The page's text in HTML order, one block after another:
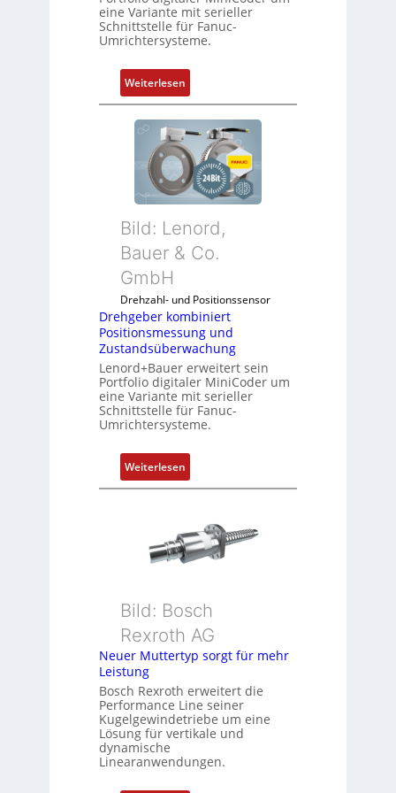
eine Variante mit serieller
Schnittstelle für Fanuc-
Umrichtersysteme.
Weiterlesen:
D
r
e
h
g
e
e
m
b
i
i
e
r
P
o
s
i
o
m
s
u
n
g
n
d
Bild: Lenord,
Bauer & Co.
GmbH
Drehzahl- und Positionssensor
Drehgeber kombiniert
Positionsmessung und
Zustandsüberwachung
Lenord+Bauer erweitert sein
Portfolio digitaler MiniCoder um
eine Variante mit serieller
Schnittstelle für Fanuc-
Umrichtersysteme.
Weiterlesen:
D
h
g
e
k
m
b
i
i
Bild: Bosch
Rexroth AG
Neuer Muttertyp sorgt für mehr
Leistung
Bosch Rexroth erweitert die
Performance Line seiner
Kugelgewindetriebe um eine
Lösung für vertikale und
dynamische
Linearanwendungen.